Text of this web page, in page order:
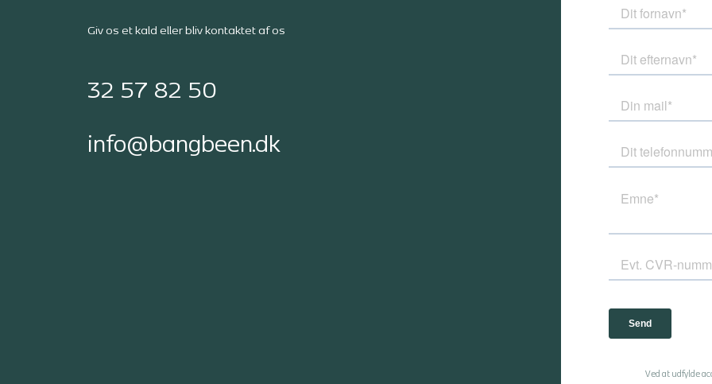
Giv os et kald eller bliv kontaktet af os
32 57 82 50
info@bangbeen.dk
Ved at udfylde